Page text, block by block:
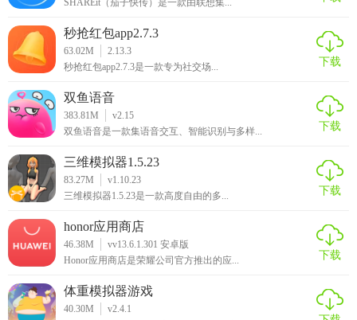
SHAREit（茄子快传）是一款由联想集...
秒抢红包app2.7.3
63.02M
2.13.3
秒抢红包app2.7.3是一款专为社交场...
下载
双鱼语音
383.81M
v2.15
双鱼语音是一款集语音交互、智能识别与多样...
下载
三维模拟器1.5.23
83.27M
v1.10.23
三维模拟器1.5.23是一款高度自由的多...
下载
honor应用商店
46.38M
vv13.6.1.301 安卓版
Honor应用商店是荣耀公司官方推出的应...
下载
体重模拟器游戏
40.30M
v2.4.1